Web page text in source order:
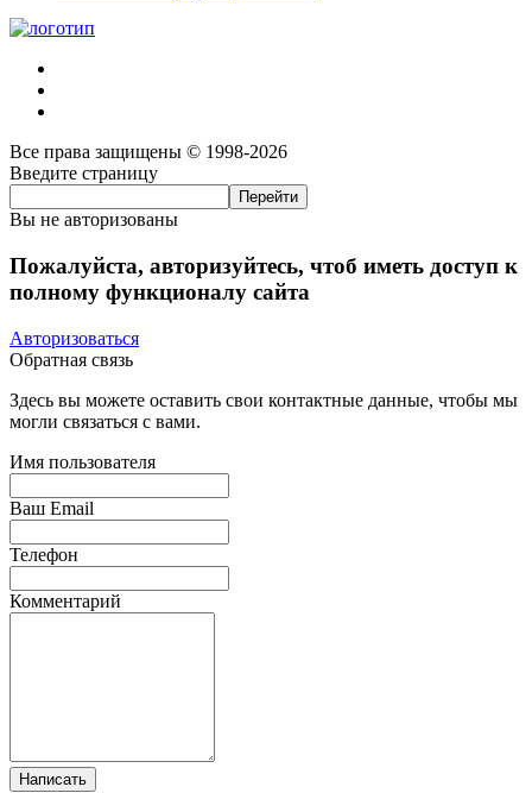
Все права защищены © 1998-2026
Введите страницу
Вы не авторизованы
Пожалуйста, авторизуйтесь, чтоб иметь доступ к
полному функционалу сайта
Авторизоваться
Обратная связь
Здесь вы можете оставить свои контактные данные, чтобы мы
могли связаться с вами.
Имя пользователя
Ваш Email
Телефон
Комментарий
Написать